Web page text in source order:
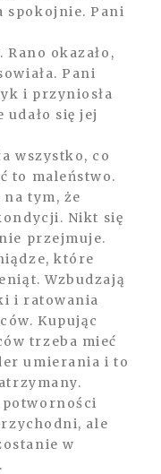
spokojnie. Pani
Rano okazało,
Pani
i przyniosła
się jej
wszystko, co
to maleństwo.
tym, że
Nikt się
przejmuje.
które
Wzbudzają
i ratowania
Kupując
trzeba mieć
umierania i to
potworności
ale
w